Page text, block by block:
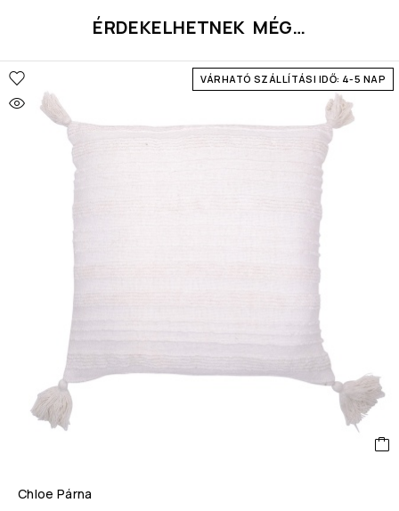
ÉRDEKELHETNEK MÉG…
VÁRHATÓ SZÁLLÍTÁSI IDŐ: 4-5 NAP
Chloe Párna